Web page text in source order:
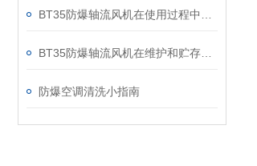
防爆空调清洗小指南